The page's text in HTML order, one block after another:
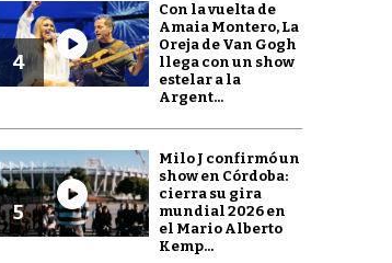
4
Con la vuelta de
Amaia Montero, La
Oreja de Van Gogh
llega con un show
estelar a la
Argent...
5
Milo J confirmó un
show en Córdoba:
cierra su gira
mundial 2026 en
el Mario Alberto
Kemp...